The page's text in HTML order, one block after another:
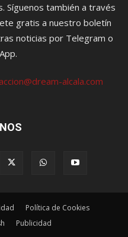
Síguenos también a través
gratis a nuestro boletín
noticias por Telegram o
alcala.com
Política de Cookies
Publicidad